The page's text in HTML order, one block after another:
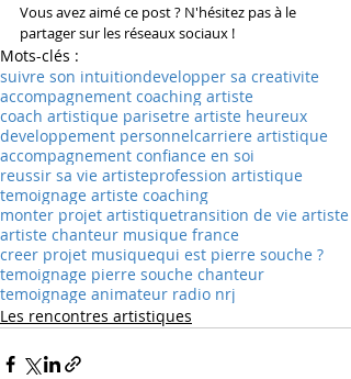
Vous avez aimé ce post ? N'hésitez pas à le
partager sur les réseaux sociaux !
Mots-clés :
suivre son intuitiondevelopper sa creativite
accompagnement coaching artiste
coach artistique parisetre artiste heureux
developpement personnelcarriere artistique
accompagnement confiance en soi
reussir sa vie artisteprofession artistique
temoignage artiste coaching
monter projet artistiquetransition de vie artiste
artiste chanteur musique france
creer projet musiquequi est pierre souche ?
temoignage pierre souche chanteur
temoignage animateur radio nrj
Les rencontres artistiques